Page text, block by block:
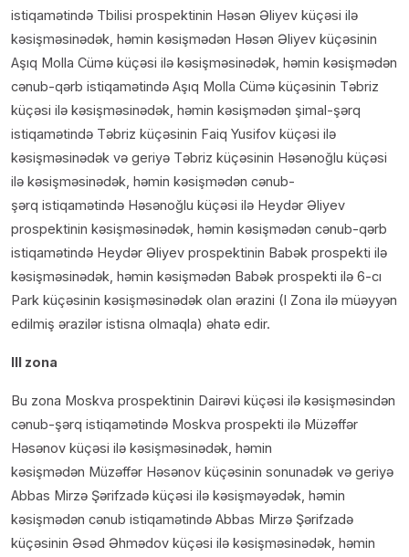
istiqamətində Tbilisi prospektinin Həsən Əliyev küçəsi ilə
kəsişməsinədək, həmin kəsişmədən Həsən Əliyev küçəsinin
Aşıq Molla Cümə küçəsi ilə kəsişməsinədək, həmin kəsişmədən
cənub-qərb istiqamətində Aşıq Molla Cümə küçəsinin Təbriz
küçəsi ilə kəsişməsinədək, həmin kəsişmədən şimal-şərq
istiqamətində Təbriz küçəsinin Faiq Yusifov küçəsi ilə
kəsişməsinədək və geriyə Təbriz küçəsinin Həsənoğlu küçəsi
ilə kəsişməsinədək, həmin kəsişmədən cənub-
şərq istiqamətində Həsənoğlu küçəsi ilə Heydər Əliyev
prospektinin kəsişməsinədək, həmin kəsişmədən cənub-qərb
istiqamətində Heydər Əliyev prospektinin Babək prospekti ilə
kəsişməsinədək, həmin kəsişmədən Babək prospekti ilə 6-cı
Park küçəsinin kəsişməsinədək olan ərazini (I Zona ilə müəyyən
edilmiş ərazilər istisna olmaqla) əhatə edir.
III zona
Bu zona Moskva prospektinin Dairəvi küçəsi ilə kəsişməsindən
cənub-şərq istiqamətində Moskva prospekti ilə Müzəffər
Həsənov küçəsi ilə kəsişməsinədək, həmin
kəsişmədən Müzəffər Həsənov küçəsinin sonunadək və geriyə
Abbas Mirzə Şərifzadə küçəsi ilə kəsişməyədək, həmin
kəsişmədən cənub istiqamətində Abbas Mirzə Şərifzadə
küçəsinin Əsəd Əhmədov küçəsi ilə kəsişməsinədək, həmin